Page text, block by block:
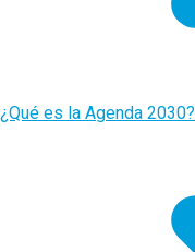
¿Qué es la Agenda 2030?